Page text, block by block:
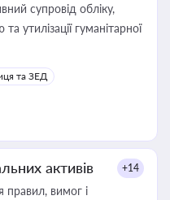
супровід обліку,
утилізації гуманітарної
та ЗЕД
активів +14
правил, вимог і